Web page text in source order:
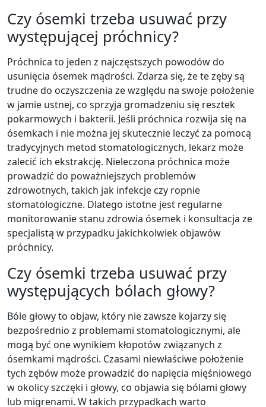
Czy ósemki trzeba usuwać przy
występującej próchnicy?
Próchnica to jeden z najczęstszych powodów do
usunięcia ósemek mądrości. Zdarza się, że te zęby są
trudne do oczyszczenia ze względu na swoje położenie
w jamie ustnej, co sprzyja gromadzeniu się resztek
pokarmowych i bakterii. Jeśli próchnica rozwija się na
ósemkach i nie można jej skutecznie leczyć za pomocą
tradycyjnych metod stomatologicznych, lekarz może
zalecić ich ekstrakcję. Nieleczona próchnica może
prowadzić do poważniejszych problemów
zdrowotnych, takich jak infekcje czy ropnie
stomatologiczne. Dlatego istotne jest regularne
monitorowanie stanu zdrowia ósemek i konsultacja ze
specjalistą w przypadku jakichkolwiek objawów
próchnicy.
Czy ósemki trzeba usuwać przy
występujących bólach głowy?
Bóle głowy to objaw, który nie zawsze kojarzy się
bezpośrednio z problemami stomatologicznymi, ale
mogą być one wynikiem kłopotów związanych z
ósemkami mądrości. Czasami niewłaściwe położenie
tych zębów może prowadzić do napięcia mięśniowego
w okolicy szczęki i głowy, co objawia się bólami głowy
lub migrenami. W takich przypadkach warto